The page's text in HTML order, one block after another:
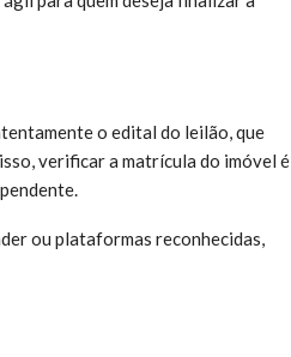
o edital do leilão, que
verificar a matrícula do imóvel é
ou plataformas reconhecidas,